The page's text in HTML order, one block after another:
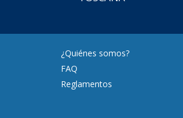
¿Quiénes somos?
FAQ
Reglamentos